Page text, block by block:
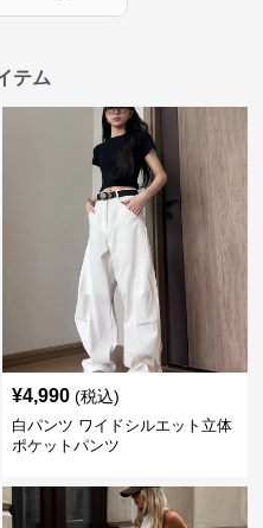
テム
¥4,990 (税込)
白パンツ ワイドシルエット立体
ポケットパンツ